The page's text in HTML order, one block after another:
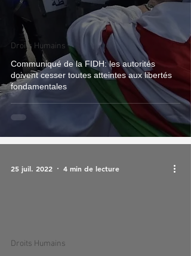
Communiqué de la FIDH: les autorités
doivent cesser toutes atteintes aux libertés
fondamentales
Droits Humains
Droits Humains
25 juil. 2022 4 min de lecture